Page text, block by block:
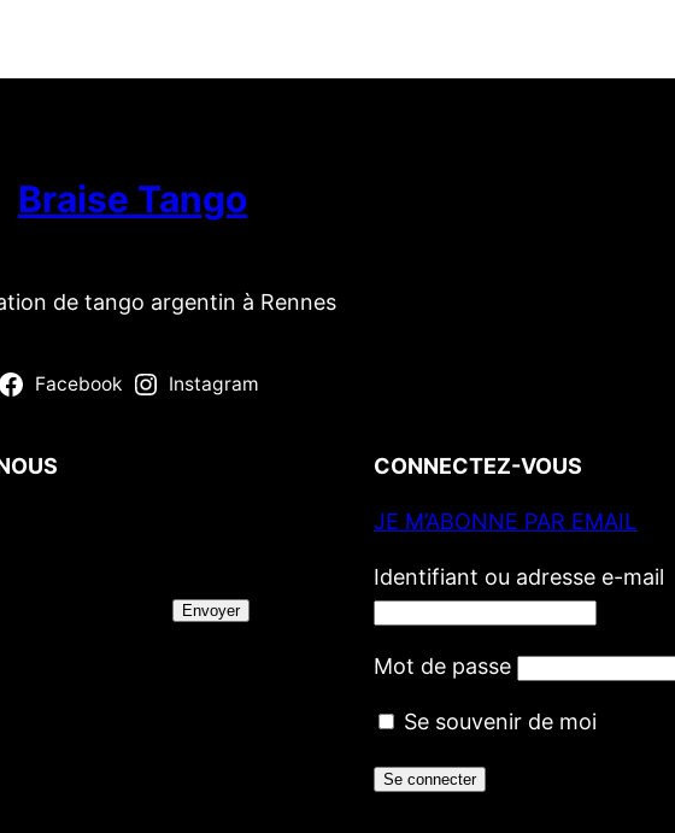
Braise Tango
de tango argentin à Rennes
Facebook Instagram
Envoyer
CONNECTEZ-VOUS
JE M’ABONNE PAR EMAIL
Identifiant ou adresse e-mail
Mot de passe
Se souvenir de moi